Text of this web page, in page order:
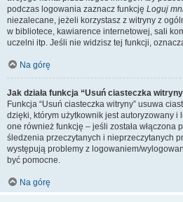
podczas logowania zaznacz funkcję Loguj
niezalecane, jeżeli korzystasz z witryny z
w bibliotece, kawiarence internetowej, sali
uczelni itp. Jeśli nie widzisz tej funkcji,
Na górę
Jak działa funkcja “Usuń ciasteczka
Funkcja “Usuń ciasteczka witryny” usuwa
dzięki, którym użytkownik jest autoryzowany i
one również funkcję – jeśli została włączona
śledzenia przeczytanych i nieprzeczytanych
występują problemy z logowaniem/
być pomocne.
Na górę